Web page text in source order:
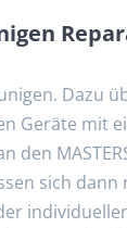
Dazu
Geräte mit
sich